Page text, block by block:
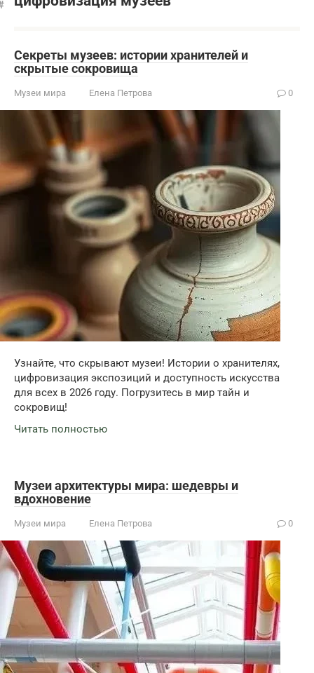
Секреты музеев: истории хранителей и
скрытые сокровища
Музеи мира Елена Петрова 0
Узнайте, что скрывают музеи! Истории о хранителях,
цифровизация экспозиций и доступность искусства
для всех в 2026 году. Погрузитесь в мир тайн и
сокровищ!
Читать полностью
Музеи архитектуры мира: шедевры и
вдохновение
Музеи мира Елена Петрова 0